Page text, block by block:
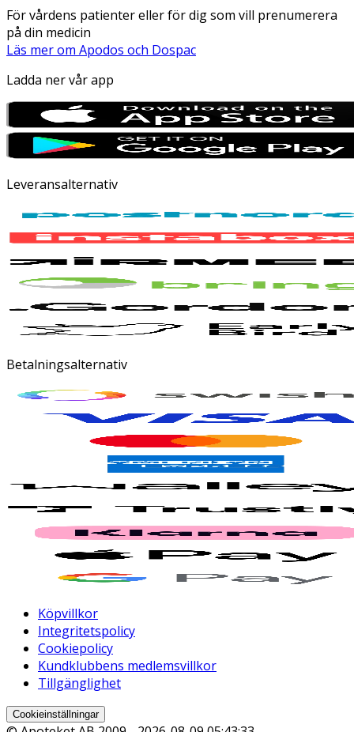
För vårdens patienter eller för dig som vill prenumerera
på din medicin
Läs mer om Apodos och Dospac
Ladda ner vår app
Leveransalternativ
Betalningsalternativ
Köpvillkor
Integritetspolicy
Cookiepolicy
Kundklubbens medlemsvillkor
Tillgänglighet
Cookieinställningar